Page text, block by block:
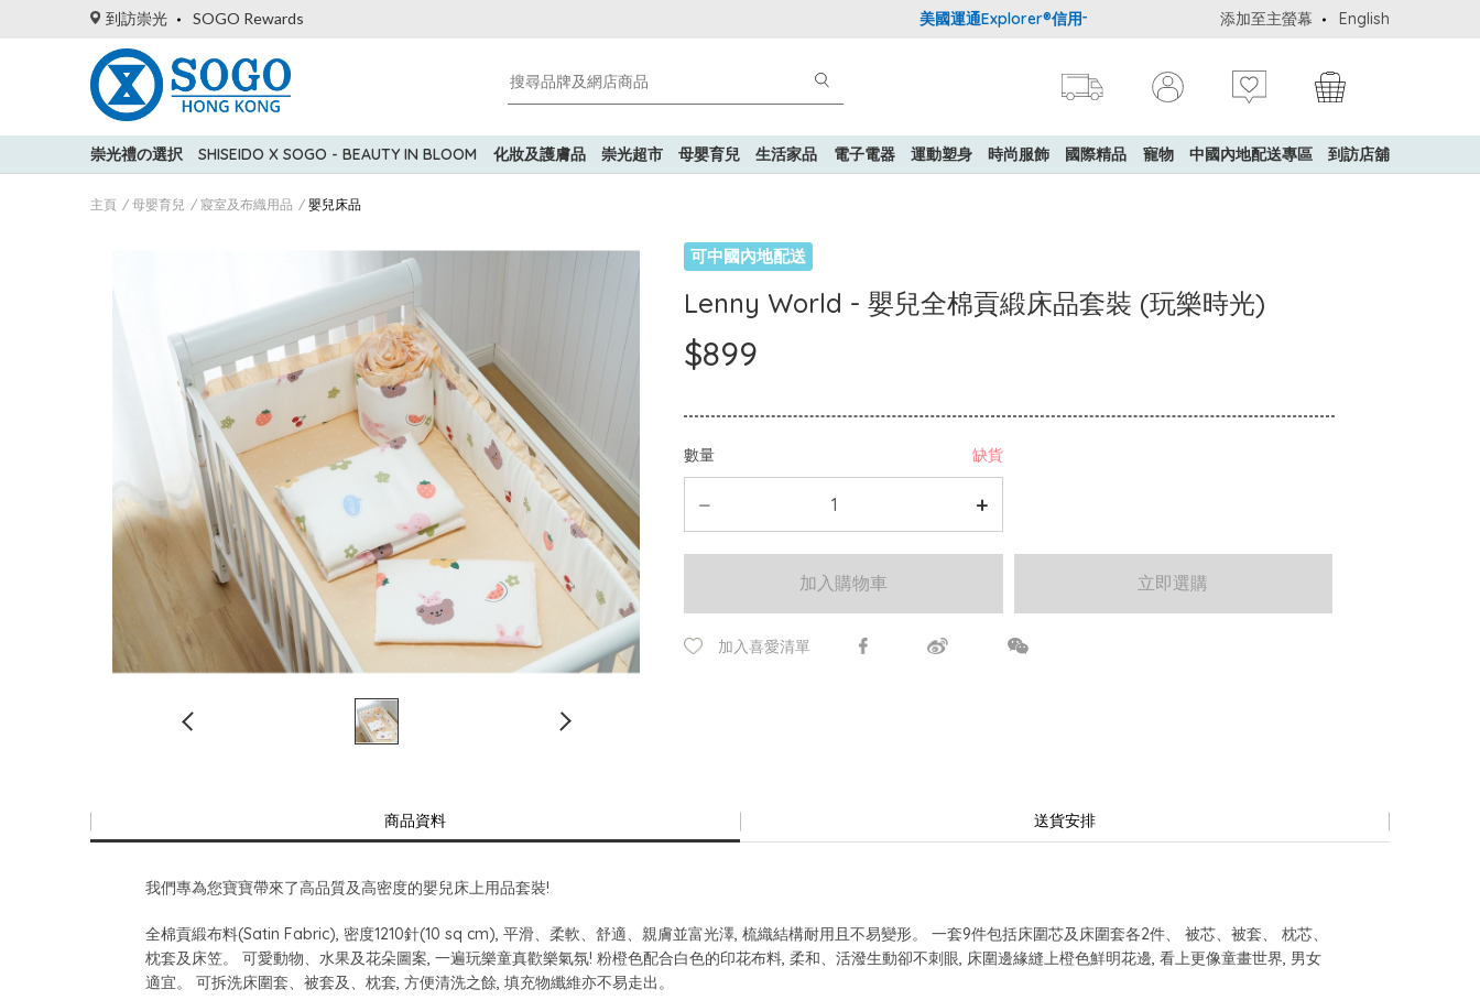
到訪崇光 SOGO Rewards 美國運通Explorer®信用卡會員購物禮遇：高達5%簽賬回贈！ 購買一般貨品(冷凍食品
添加至主螢幕 English
崇光禮の選択 SHISEIDO X SOGO - BEAUTY IN BLOOM 化妝及護膚品 崇光超市 母嬰育兒 生活家品 電子電器 運動塑身 時尚服飾 國際精品 寵物 中國內地配送專區 到訪店舖
主頁 母嬰育兒 寢室及布織用品 嬰兒床品
可中國內地配送
Lenny World - 嬰兒全棉貢緞床品套裝 (玩樂時光)
$899
數量 缺貨
加入購物車 立即選購
加入喜愛清單
商品資料 送貨安排
我們專為您寶寶帶來了高品質及高密度的嬰兒床上用品套裝!
全棉貢緞布料(Satin Fabric), 密度1210針(10 sq cm), 平滑、柔軟、舒適、親膚並富光澤, 梳織結構耐用且不易變形。 一套9件包括床圍芯及床圍套各2件、 被芯、被套、 枕芯、
枕套及床笠。 可愛動物、水果及花朵圖案, 一遍玩樂童真歡樂氣氛! 粉橙色配合白色的印花布料, 柔和、活潑生動卻不刺眼, 床圍邊緣縫上橙色鮮明花邊, 看上更像童畫世界, 男女
適宜。 可拆洗床圍套、被套及、枕套, 方便清洗之餘, 填充物纖維亦不易走出。